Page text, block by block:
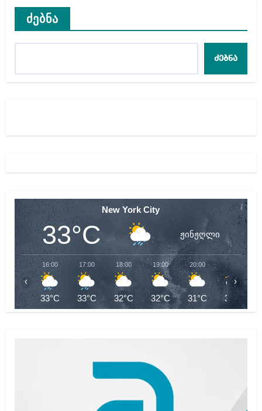
ძებნა
ძებნა
New York City
33°C ჟინჟღლი
16:00
33°C
17:00
33°C
18:00
32°C
19:00
32°C
20:00
31°C
21:00
30°C
‹ ›